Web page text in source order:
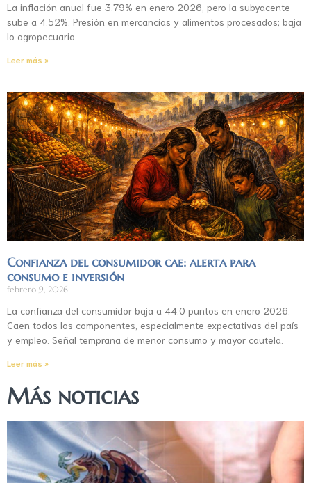
La inflación anual fue 3.79% en enero 2026, pero la subyacente
sube a 4.52%. Presión en mercancías y alimentos procesados; baja
lo agropecuario.
Leer más »
Confianza del consumidor cae: alerta para
consumo e inversión
febrero 9, 2026
La confianza del consumidor baja a 44.0 puntos en enero 2026.
Caen todos los componentes, especialmente expectativas del país
y empleo. Señal temprana de menor consumo y mayor cautela.
Leer más »
Más noticias